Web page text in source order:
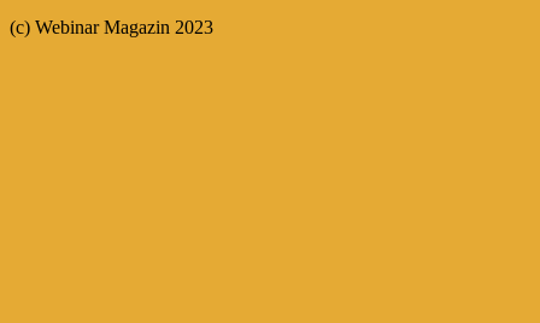
(c) Webinar Magazin 2023